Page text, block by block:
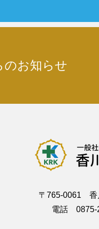
のお知らせ
〒765-0061 香
電話 0875-